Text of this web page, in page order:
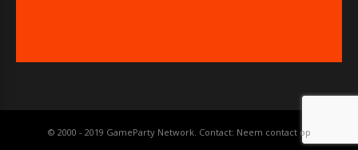
© 2000 - 2019 GameParty Network. Contact: Neem contact op